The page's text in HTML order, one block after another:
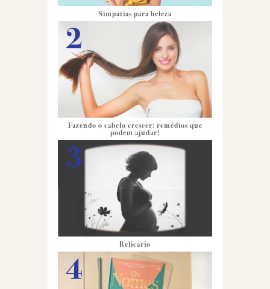
Simpatias para beleza
Fazendo o cabelo crescer: remédios que
podem ajudar!
Relicário